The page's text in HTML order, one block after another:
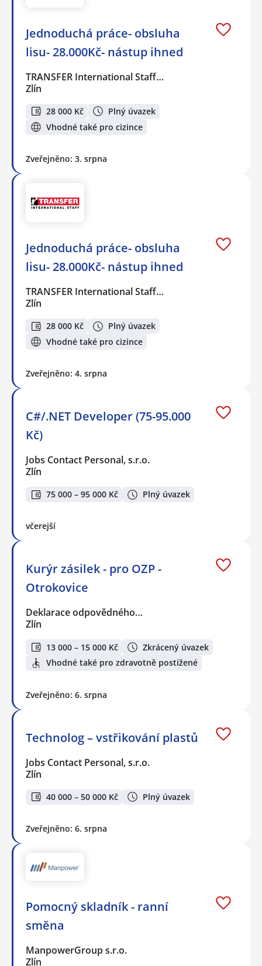
Jednoduchá práce- obsluha
lisu- 28.000Kč- nástup ihned
TRANSFER International Staff…
Zlín
28 000 Kč
Plný úvazek
Vhodné také pro cizince
Zveřejněno: 3. srpna
Jednoduchá práce- obsluha
lisu- 28.000Kč- nástup ihned
TRANSFER International Staff…
Zlín
28 000 Kč
Plný úvazek
Vhodné také pro cizince
Zveřejněno: 4. srpna
C#/.NET Developer (75-95.000
Kč)
Jobs Contact Personal, s.r.o.
Zlín
75 000 – 95 000 Kč Plný úvazek
včerejší
Kurýr zásilek - pro OZP -
Otrokovice
Deklarace odpovědného…
Zlín
13 000 – 15 000 Kč
Zkrácený úvazek
Vhodné také pro zdravotně postižené
Zveřejněno: 6. srpna
Technolog – vstřikování plastů
Jobs Contact Personal, s.r.o.
Zlín
40 000 – 50 000 Kč Plný úvazek
Zveřejněno: 6. srpna
Pomocný skladník - ranní
směna
ManpowerGroup s.r.o.
Zlín